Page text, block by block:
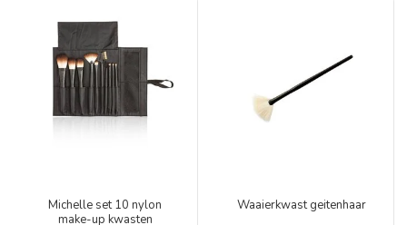
Michelle set 10 nylon
make-up kwasten
Waaierkwast geitenhaar